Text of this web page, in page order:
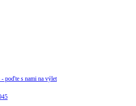
poďte s nami na výlet